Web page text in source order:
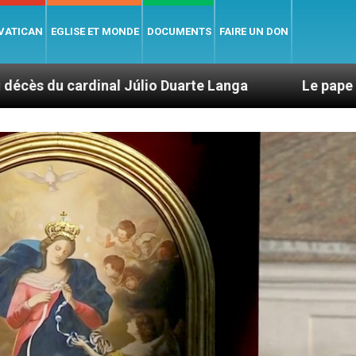
EGLISE ET MONDE DOCUMENTS FAIRE UN DON
Duarte Langa Le pape Léon XIV évoque